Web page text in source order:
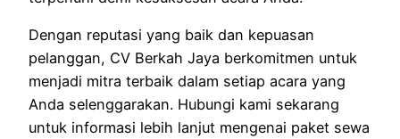
Dengan reputasi yang baik dan kepuasan
pelanggan, CV Berkah Jaya berkomitmen untuk
menjadi mitra terbaik dalam setiap acara yang
Anda selenggarakan. Hubungi kami sekarang
untuk informasi lebih lanjut mengenai paket sewa